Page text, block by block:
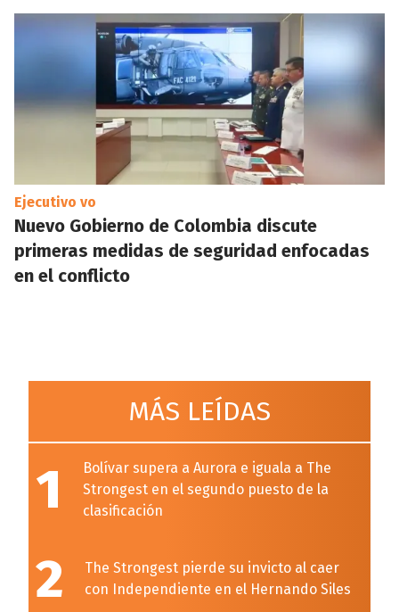
Ejecutivo vo
Nuevo Gobierno de Colombia discute
primeras medidas de seguridad enfocadas
en el conflicto
MÁS LEÍDAS
1
Bolívar supera a Aurora e iguala a The
Strongest en el segundo puesto de la
clasificación
2
The Strongest pierde su invicto al caer
con Independiente en el Hernando Siles